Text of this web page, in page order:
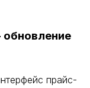
обновление
прайс-